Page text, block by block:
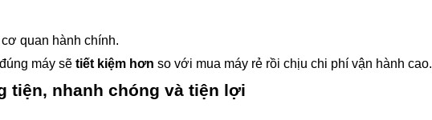
quan hành chính.
máy sẽ tiết kiệm hơn so với mua máy rẻ rồi chịu chi phí vận hành cao.
tiện, nhanh chóng và tiện lợi